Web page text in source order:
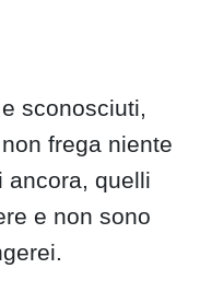
sconosciuti,
frega niente
ancora, quelli
e non sono